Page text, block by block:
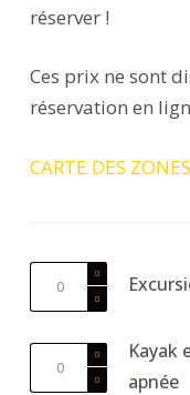
réserver !
Ces prix ne sont
réservation en
CARTE DES
Tour
Kayak
apnée